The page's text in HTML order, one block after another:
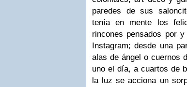
paredes de sus
tenía en mente los
rincones pensados por
Instagram; desde una
alas de ángel o cuernos
uno el día, a cuartos de
la luz se acciona un